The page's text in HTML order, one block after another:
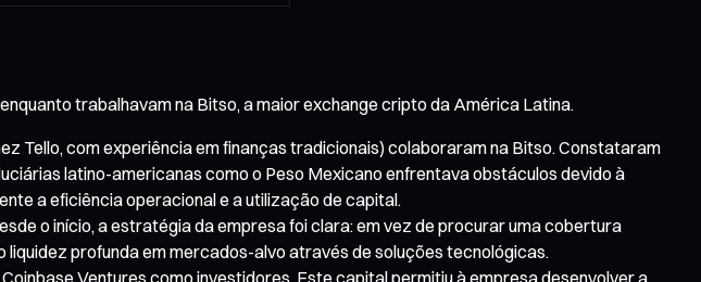
trabalhavam na Bitso, a maior exchange cripto da América Latina.
Tello, com experiência em finanças tradicionais) colaboraram na Bitso. Constataram
latino-americanas como o Peso Mexicano enfrentava obstáculos devido à
a eficiência operacional e a utilização de capital.
o início, a estratégia da empresa foi clara: em vez de procurar uma cobertura
profunda em mercados-alvo através de soluções tecnológicas.
Ventures como investidores. Este capital permitiu à empresa desenvolver a